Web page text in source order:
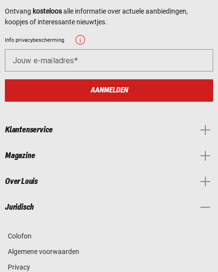
Ontvang kosteloosalle informatie over actuele aanbiedingen,
koopjes of interessante nieuwtjes.
Info privacybescherming
Jouw e-mailadres
AANMELDEN
Klantenservice
Magazine
Over Louis
Juridisch
Colofon
Algemene voorwaarden
Privacy